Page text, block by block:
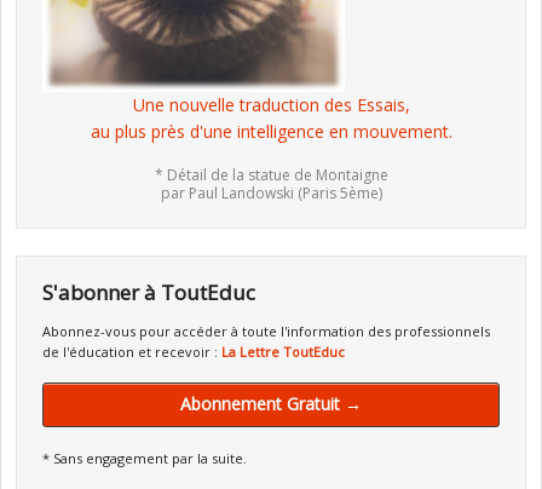
Une nouvelle traduction des Essais,
au plus près d'une intelligence en mouvement.
* Détail de la statue de Montaigne
par Paul Landowski (Paris 5ème)
S'abonner à ToutEduc
Abonnez-vous pour accéder à toute l'information des professionnels
de l'éducation et recevoir : La Lettre ToutEduc
Abonnement Gratuit →
* Sans engagement par la suite.